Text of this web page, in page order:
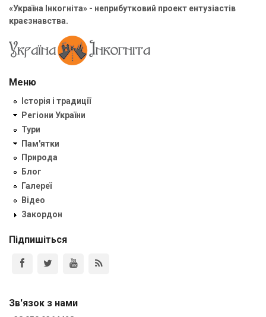
«Україна Інкогніта» - неприбутковий проект ентузіастів
краєзнавства.
Меню
Історія і традиції
Регіони України
Тури
Пам'ятки
Природа
Блог
Галереї
Відео
Закордон
Підпишіться
Зв'язок з нами